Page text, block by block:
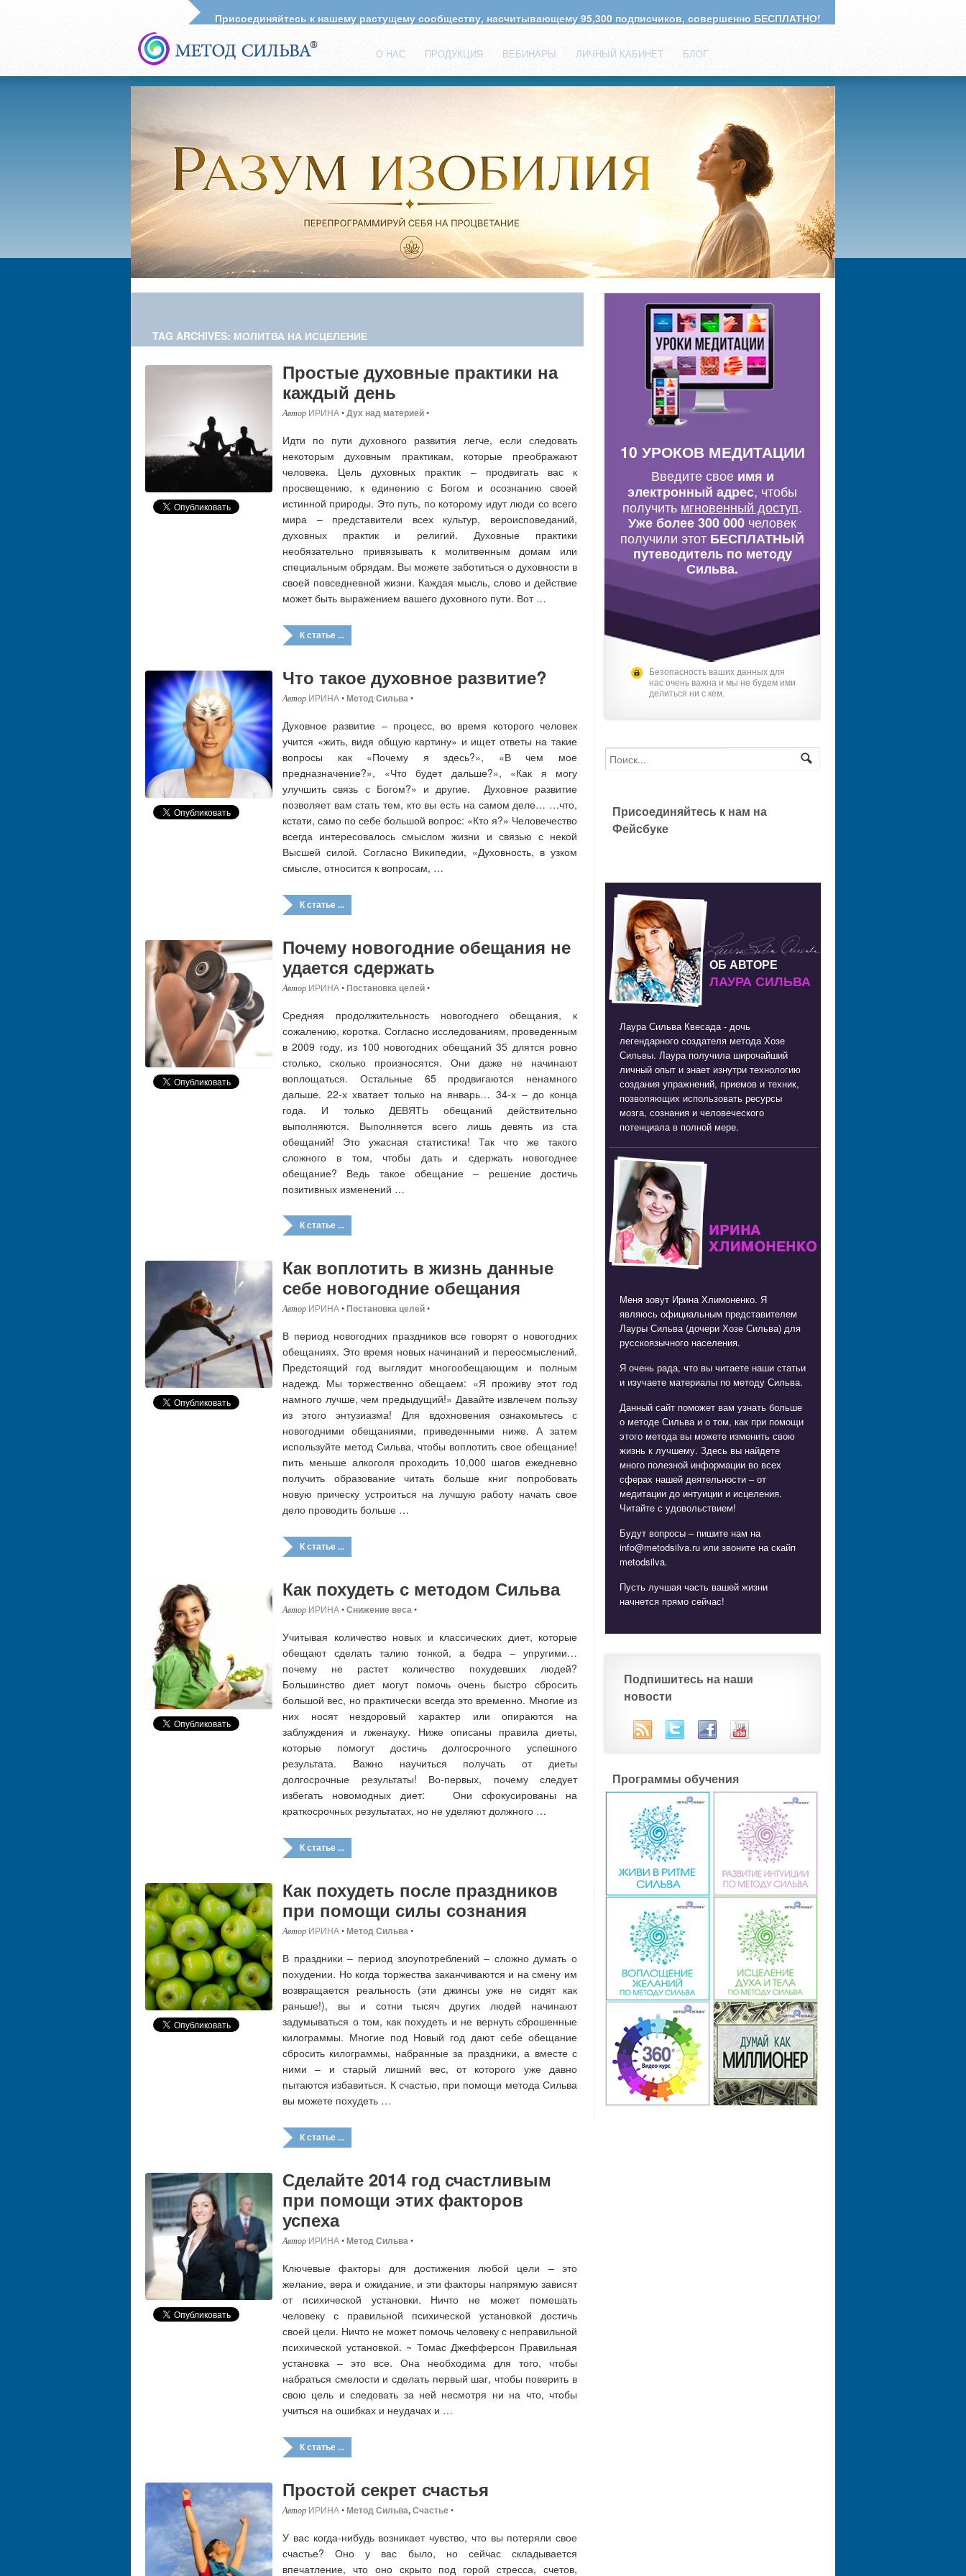
О НАС ПРОДУКЦИЯ ВЕБИНАРЫ ЛИЧНЫЙ КАБИНЕТ БЛОГ
Присоединяйтесь к нашему растущему сообществу, насчитывающему 95,300 подписчиков, совершенно БЕСПЛАТНО!
TAG ARCHIVES: МОЛИТВА НА ИСЦЕЛЕНИЕ
Простые духовные практики на
каждый день
ИРИНА•Дух над материей•
Идти по пути духовного развития легче, если следовать
некоторым духовным практикам, которые преображают
человека. Цель духовных практик – продвигать вас к
просвещению, к единению с Богом и осознанию своей
истинной природы. Это путь, по которому идут люди со всего
мира – представители всех культур, вероисповеданий,
духовных практик и религий. Духовные практики
необязательно привязывать к молитвенным домам или
специальным обрядам. Вы можете заботиться о духовности в
своей повседневной жизни. Каждая мысль, слово и действие
может быть выражением вашего духовного пути. Вот …
К статье ...
Что такое духовное развитие?
ИРИНА•Метод Сильва•
Духовное развитие – процесс, во время которого человек
учится «жить, видя общую картину» и ищет ответы на такие
вопросы как «Почему я здесь?», «В чем мое
предназначение?», «Что будет дальше?», «Как я могу
улучшить связь с Богом?» и другие. Духовное развитие
позволяет вам стать тем, кто вы есть на самом деле… …что,
кстати, само по себе большой вопрос: «Кто я?» Человечество
всегда интересовалось смыслом жизни и связью с некой
Высшей силой. Согласно Википедии, «Духовность, в узком
смысле, относится к вопросам, …
К статье ...
Почему новогодние обещания не
удается сдержать
ИРИНА•Постановка целей•
Средняя продолжительность новогоднего обещания, к
сожалению, коротка. Согласно исследованиям, проведенным
в 2009 году, из 100 новогодних обещаний 35 длятся ровно
столько, сколько произносятся. Они даже не начинают
воплощаться. Остальные 65 продвигаются ненамного
дальше. 22-х хватает только на январь… 34-х – до конца
года. И только ДЕВЯТЬ обещаний действительно
выполняются. Выполняется всего лишь девять из ста
обещаний! Это ужасная статистика! Так что же такого
сложного в том, чтобы дать и сдержать новогоднее
обещание? Ведь такое обещание – решение достичь
позитивных изменений …
К статье ...
Как воплотить в жизнь данные
себе новогодние обещания
ИРИНА•Постановка целей•
В период новогодних праздников все говорят о новогодних
обещаниях. Это время новых начинаний и переосмыслений.
Предстоящий год выглядит многообещающим и полным
надежд. Мы торжественно обещаем: «Я проживу этот год
намного лучше, чем предыдущий!» Давайте извлечем пользу
из этого энтузиазма! Для вдохновения ознакомьтесь с
новогодними обещаниями, приведенными ниже. А затем
используйте метод Сильва, чтобы воплотить свое обещание!
пить меньше алкоголя проходить 10,000 шагов ежедневно
получить образование читать больше книг попробовать
новую прическу устроиться на лучшую работу начать свое
дело проводить больше …
К статье ...
Как похудеть с методом Сильва
ИРИНА•Снижение веса•
Учитывая количество новых и классических диет, которые
обещают сделать талию тонкой, а бедра – упругими…
почему не растет количество похудевших людей?
Большинство диет могут помочь очень быстро сбросить
большой вес, но практически всегда это временно. Многие из
них носят нездоровый характер или опираются на
заблуждения и лженауку. Ниже описаны правила диеты,
которые помогут достичь долгосрочного успешного
результата. Важно научиться получать от диеты
долгосрочные результаты! Во-первых, почему следует
избегать новомодных диет: Они сфокусированы на
краткосрочных результатах, но не уделяют должного …
К статье ...
Как похудеть после праздников
при помощи силы сознания
ИРИНА•Метод Сильва•
В праздники – период злоупотреблений – сложно думать о
похудении. Но когда торжества заканчиваются и на смену им
возвращается реальность (эти джинсы уже не сидят как
раньше!), вы и сотни тысяч других людей начинают
задумываться о том, как похудеть и не вернуть сброшенные
килограммы. Многие под Новый год дают себе обещание
сбросить килограммы, набранные за праздники, а вместе с
ними – и старый лишний вес, от которого уже давно
пытаются избавиться. К счастью, при помощи метода Сильва
вы можете похудеть …
К статье ...
Сделайте 2014 год счастливым
при помощи этих факторов
успеха
ИРИНА•Метод Сильва•
Ключевые факторы для достижения любой цели – это
желание, вера и ожидание, и эти факторы напрямую зависят
от психической установки. Ничто не может помешать
человеку с правильной психической установкой достичь
своей цели. Ничто не может помочь человеку с неправильной
психической установкой. ~ Томас Джефферсон Правильная
установка – это все. Она необходима для того, чтобы
набраться смелости и сделать первый шаг, чтобы поверить в
свою цель и следовать за ней несмотря ни на что, чтобы
учиться на ошибках и неудачах и …
К статье ...
Простой секрет счастья
ИРИНА•Метод Сильва,Счастье•
У вас когда-нибудь возникает чувство, что вы потеряли свое
счастье? Оно у вас было, но сейчас складывается
впечатление, что оно скрыто под горой стресса, счетов,
10 УРОКОВ МЕДИТАЦИИ
Введите свое имя и
электронный адрес, чтобы
получить мгновенный доступ.
Уже более 300 000 человек
получили этот БЕСПЛАТНЫЙ
путеводитель по методу
Сильва.
Безопасность ваших данных для
нас очень важна и мы не будем ими
делиться ни с кем.
Присоединяйтесь к нам на
Фейсбуке
ОБ АВТОРЕ
ЛАУРА СИЛЬВА
Лаура Сильва Квесада - дочь
легендарного создателя метода Хозе
Сильвы. Лаура получила широчайший
личный опыт и знает изнутри технологию
создания упражнений, приемов и техник,
позволяющих использовать ресурсы
мозга, сознания и человеческого
потенциала в полной мере.
Меня зовут Ирина Хлимоненко. Я
являюсь официальным представителем
Лауры Сильва (дочери Хозе Сильва) для
русскоязычного населения.
Я очень рада, что вы читаете наши статьи
и изучаете материалы по методу Сильва.
Данный сайт поможет вам узнать больше
о методе Сильва и о том, как при помощи
этого метода вы можете изменить свою
жизнь к лучшему. Здесь вы найдете
много полезной информации во всех
сферах нашей деятельности – от
медитации до интуиции и исцеления.
Читайте с удовольствием!
Будут вопросы – пишите нам на
info@metodsilva.ru или звоните на скайп
metodsilva.
Пусть лучшая часть вашей жизни
начнется прямо сейчас!
Подпишитесь на наши
новости
Программы обучения